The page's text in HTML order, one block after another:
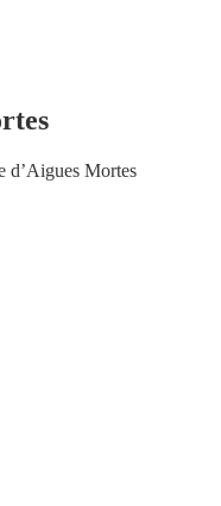
d’Aigues Mortes